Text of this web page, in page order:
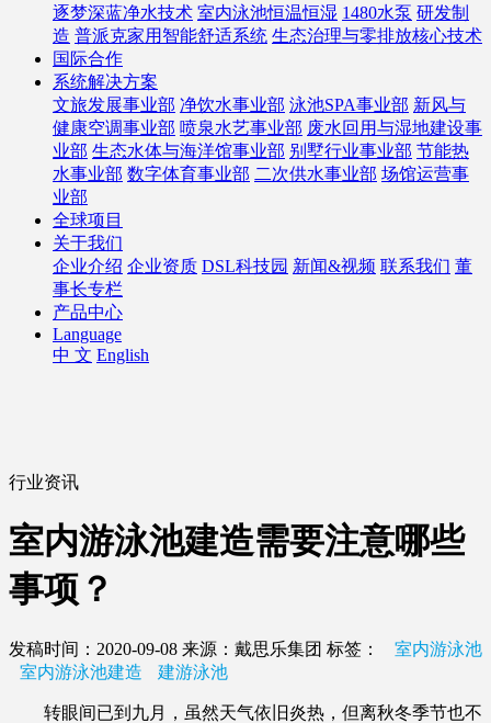
逐梦深蓝净水技术 室内泳池恒温恒湿 1480水泵 研发制
造 普派克家用智能舒适系统 生态治理与零排放核心技术
国际合作
系统解决方案
文旅发展事业部 净饮水事业部 泳池SPA事业部 新风与
健康空调事业部 喷泉水艺事业部 废水回用与湿地建设事
业部 生态水体与海洋馆事业部 别墅行业事业部 节能热
水事业部 数字体育事业部 二次供水事业部 场馆运营事
业部
全球项目
关于我们
企业介绍 企业资质 DSL科技园 新闻&视频 联系我们 董
事长专栏
产品中心
Language
中 文 English
行业资讯
室内游泳池建造需要注意哪些
事项？
发稿时间：2020-09-08 来源：戴思乐集团 标签：
室内游泳池
室内游泳池建造
建游泳池
转眼间已到九月，虽然天气依旧炎热，但离秋冬季节也不